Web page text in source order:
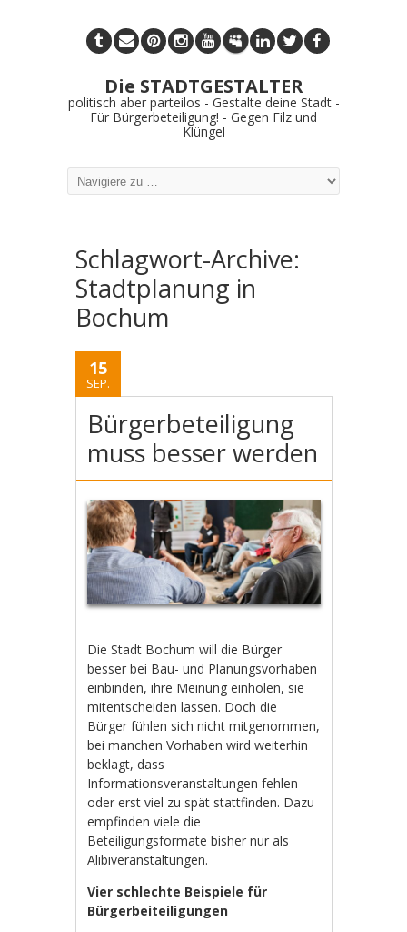
Die STADTGESTALTER
politisch aber parteilos - Gestalte deine Stadt -
Für Bürgerbeteiligung! - Gegen Filz und
Klüngel
Schlagwort-Archive:
Stadtplanung in
Bochum
15
SEP.
Bürgerbeteiligung
muss besser werden
Die Stadt Bochum will die Bürger
besser bei Bau- und Planungsvorhaben
einbinden, ihre Meinung einholen, sie
mitentscheiden lassen. Doch die
Bürger fühlen sich nicht mitgenommen,
bei manchen Vorhaben wird weiterhin
beklagt, dass
Informationsveranstaltungen fehlen
oder erst viel zu spät stattfinden. Dazu
empfinden viele die
Beteiligungsformate bisher nur als
Alibiveranstaltungen.
Vier schlechte Beispiele für
Bürgerbeiteiligungen